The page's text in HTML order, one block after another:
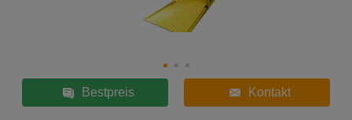
Bestpreis Kontakt